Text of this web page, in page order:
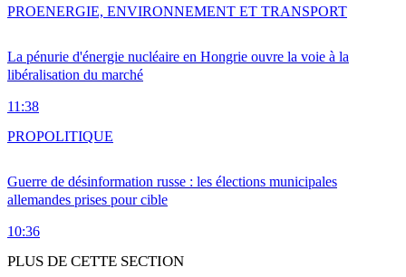
La pénurie d'énergie nucléaire en Hongrie ouvre la voie à la
libéralisation du marché
11:38
PROENERGIE, ENVIRONNEMENT ET TRANSPORT
Guerre de désinformation russe : les élections municipales
allemandes prises pour cible
10:36
PROPOLITIQUE
PLUS DE CETTE SECTION